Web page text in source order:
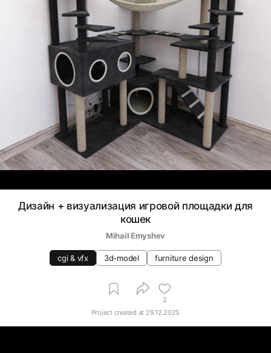
Дизайн + визуализация игровой площадки для
кошек
Mihail Emyshev
cgi & vfx 3d-model furniture design
2
Project created at 29.12.2025